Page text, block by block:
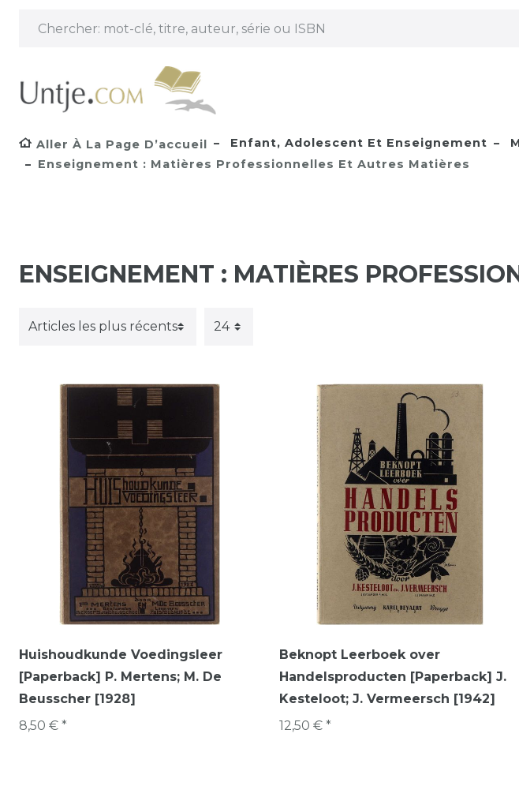
Aller À La Page D’accueil Enfant, Adolescent Et Enseignement
Enseignement : Matières Professionnelles Et Autres Matières
ENSEIGNEMENT : MATIÈRES
Huishoudkunde Voedingsleer
[Paperback] P. Mertens; M. De
Beusscher [1928]
8,50 € *
Beknopt Leerboek over
Handelsproducten [Paperback] J.
Kesteloot; J. Vermeersch [1942]
12,50 € *